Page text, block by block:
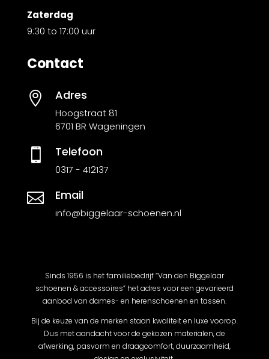
Zaterdag
9:30 to 17:00 uur
Contact
 Adres
Hoogstraat 81
6701 BR Wageningen
 Telefoon
0317 - 412137
 Email
info@biggelaar-schoenen.nl
Sinds 1956 is het familiebedrijf “Van den Biggelaar
schoenen & accessoires” het adres voor een gevarieerd
aanbod van dames- en herenschoenen en tassen.
Bij de keuze van de merken staan kwaliteit en luxe voorop.
Dus met aandacht voor de gekozen materialen, de
afwerking, pasvorm en draagcomfort, duurzaamheid,